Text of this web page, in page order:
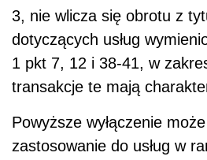
3, nie wlicza się obrotu z
dotyczących usług
1 pkt 7, 12 i 38-41, w
transakcje te mają
Powyższe wyłączenie
zastosowanie do usług w